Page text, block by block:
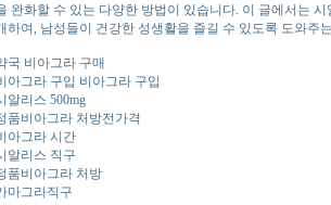
완화할 수 있는 다양한 방법이 있습니다. 이 글에서는
하여, 남성들이 건강한 성생활을 즐길 수 있도록 도와주
국 비아그라 구매
아그라 구입 비아그라 구입
알리스 500mg
품비아그라 처방전가격
아그라 시간
알리스 직구
품비아그라 처방
마그라직구